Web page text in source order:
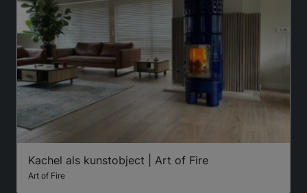
Kachel als kunstobject | Art of Fire
Art of Fire